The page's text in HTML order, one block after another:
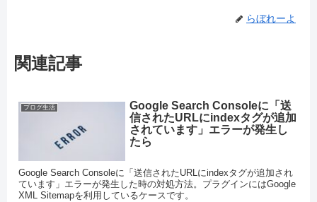
らぼれーよ
関連記事
ブログ生活
Google Search Consoleに「送
信されたURLにindexタグが追加
されています」エラーが発生し
たら
Google Search Consoleに「送信されたURLにindexタグが追加され
ています」エラーが発生した時の対処方法。プラグインにはGoogle
XML Sitemapを利用しているケースです。